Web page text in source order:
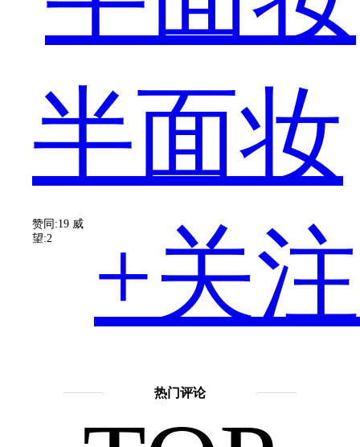
谓
相
当
半面妆
+关注
赞同:19 威
望:2
擅长
话 热门评论